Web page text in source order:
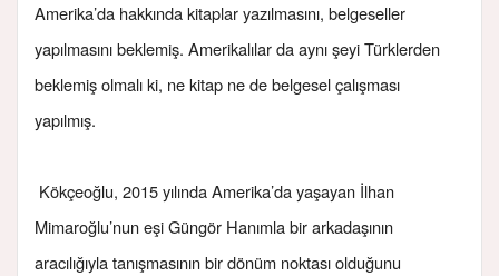
Amerika’da hakkında kitaplar yazılmasını, belgeseller
yapılmasını beklemiş. Amerikalılar da aynı şeyi Türklerden
beklemiş olmalı ki, ne kitap ne de belgesel çalışması
yapılmış.
Kökçeoğlu, 2015 yılında Amerika’da yaşayan İlhan
Mimaroğlu’nun eşi Güngör Hanımla bir arkadaşının
aracılığıyla tanışmasının bir dönüm noktası olduğunu